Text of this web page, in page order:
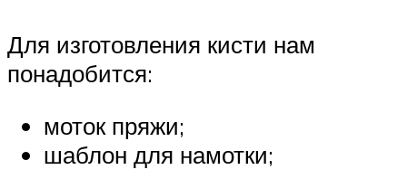
Для изготовления кисти нам
понадобится:
моток пряжи;
шаблон для намотки;